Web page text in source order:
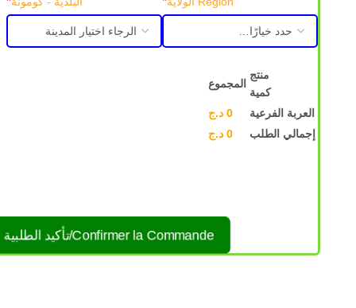
منتج
كمية
المجموع
العربة الفرعية 0 د.ج
إجمالي الطلب
0 د.ج
Confirmer la Commande/تأكيد الطلبية